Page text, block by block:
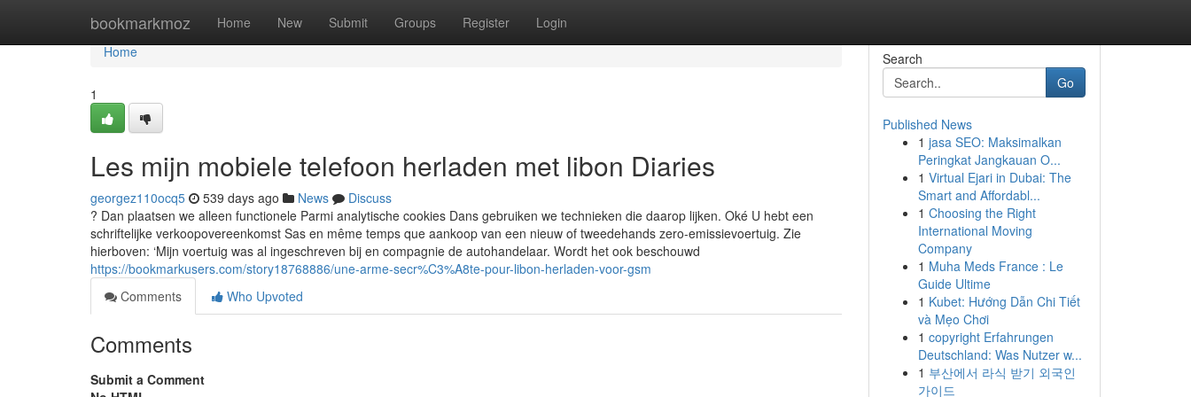
bookmarkmoz Home New Submit Groups Register Login
Home
Home
1
Les mijn mobiele telefoon herladen met libon Diaries
georgez110ocq5 539 days ago News
Discuss
? Dan plaatsen we alleen functionele Parmi analytische cookies Dans gebruiken we technieken die daarop lijken. Oké U hebt een
schriftelijke verkoopovereenkomst Sas en même temps que aankoop van een nieuw of tweedehands zero-emissievoertuig. Zie
hierboven: ‘Mijn voertuig was al ingeschreven bij en compagnie de autohandelaar. Wordt het ook beschouwd
https://bookmarkusers.com/story18768886/une-arme-secr%C3%A8te-pour-libon-herladen-voor-gsm
Comments
Who Upvoted
Comments
Submit a Comment
Search
Go
Published News
1 jasa SEO: Maksimalkan
Peringkat Jangkauan O...
1 Virtual Ejari in Dubai: The
Smart and Affordabl...
1 Choosing the Right
International Moving
Company
1 Muha Meds France : Le
Guide Ultime
1 Kubet: Hướng Dẫn Chi Tiết
và Mẹo Chơi
1 copyright Erfahrungen
Deutschland: Was Nutzer w...
1 부산에서 라식 받기 외국인
가이드